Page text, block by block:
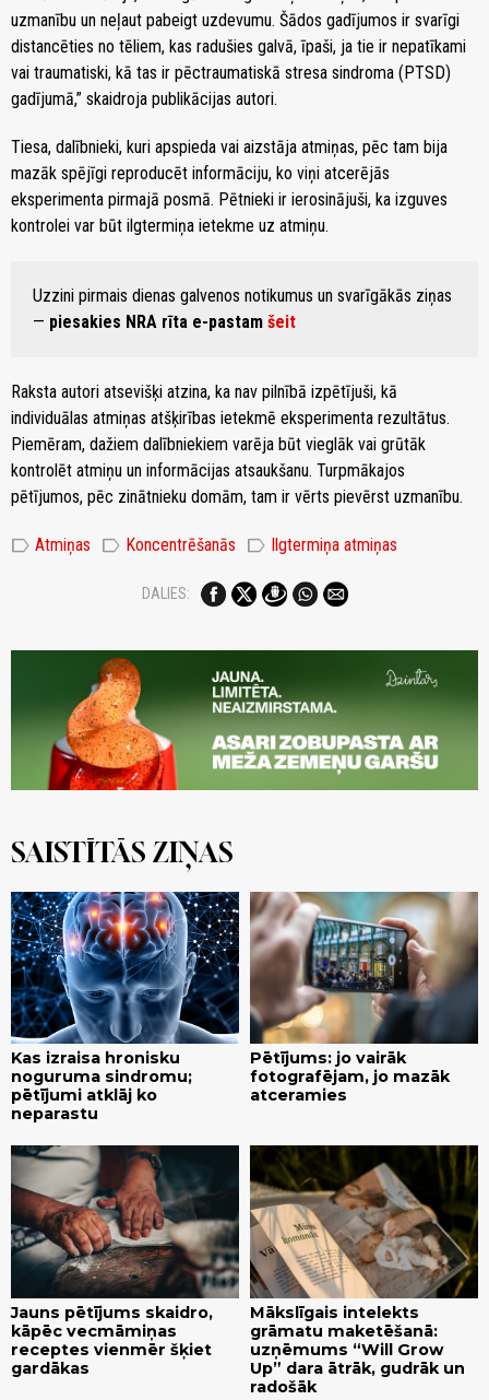
uzmanību un neļaut pabeigt uzdevumu. Šādos gadījumos ir svarīgi
distancēties no tēliem, kas radušies galvā, īpaši, ja tie ir nepatīkami
vai traumatiski, kā tas ir pēctraumatiskā stresa sindroma (PTSD)
gadījumā,” skaidroja publikācijas autori.
Tiesa, dalībnieki, kuri apspieda vai aizstāja atmiņas, pēc tam bija
mazāk spējīgi reproducēt informāciju, ko viņi atcerējās
eksperimenta pirmajā posmā. Pētnieki ir ierosinājuši, ka izguves
kontrolei var būt ilgtermiņa ietekme uz atmiņu.
Uzzini pirmais dienas galvenos notikumus un svarīgākās ziņas
— piesakies NRA rīta e-pastam šeit
Raksta autori atsevišķi atzina, ka nav pilnībā izpētījuši, kā
individuālas atmiņas atšķirības ietekmē eksperimenta rezultātus.
Piemēram, dažiem dalībniekiem varēja būt vieglāk vai grūtāk
kontrolēt atmiņu un informācijas atsaukšanu. Turpmākajos
pētījumos, pēc zinātnieku domām, tam ir vērts pievērst uzmanību.
label Atmiņas label Koncentrēšanās label Ilgtermiņa atmiņas
DALIES:
SAISTĪTĀS ZIŅAS
Kas izraisa hronisku
noguruma sindromu;
pētījumi atklāj ko
neparastu
Pētījums: jo vairāk
fotografējam, jo mazāk
atceramies
Jauns pētījums skaidro,
kāpēc vecmāmiņas
receptes vienmēr šķiet
gardākas
Mākslīgais intelekts
grāmatu maketēšanā:
uzņēmums “Will Grow
Up” dara ātrāk, gudrāk un
radošāk